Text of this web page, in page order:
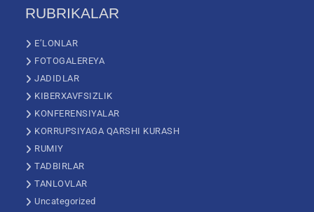
RUBRIKALAR
E’LONLAR
FOTOGALEREYA
JADIDLAR
KIBERXAVFSIZLIK
KONFERENSIYALAR
KORRUPSIYAGA QARSHI KURASH
RUMIY
TADBIRLAR
TANLOVLAR
Uncategorized